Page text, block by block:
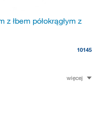
łbem półokrągłym z
10145
więcej